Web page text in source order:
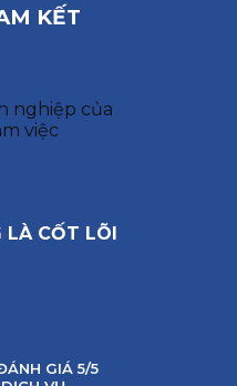
KẾT
nghiệp của
việc
LÀ CỐT LÕI
GIÁ 5/5